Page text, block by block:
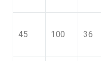
45 100 36